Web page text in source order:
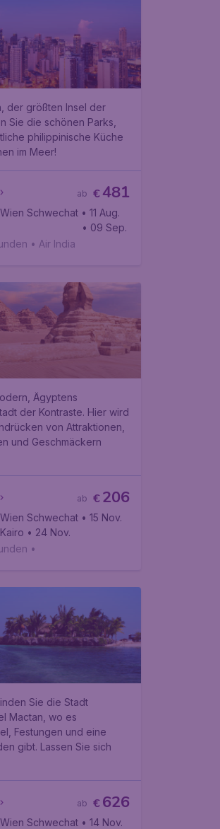
der größten Insel der
Sie die schönen Parks,
philippinische Küche
im Meer!
€481
ab
Schwechat • 11 Aug.
Flughafen Ninoy Aquino
• 09 Sep.
• Air India
Ägyptens
der Kontraste. Hier wird
von Attraktionen,
und Geschmäckern
€206
ab
Schwechat • 15 Nov.
• 24 Nov.
•
Sie die Stadt
Mactan, wo es
Festungen und eine
gibt. Lassen Sie sich
€626
ab
Schwechat • 14 Nov.